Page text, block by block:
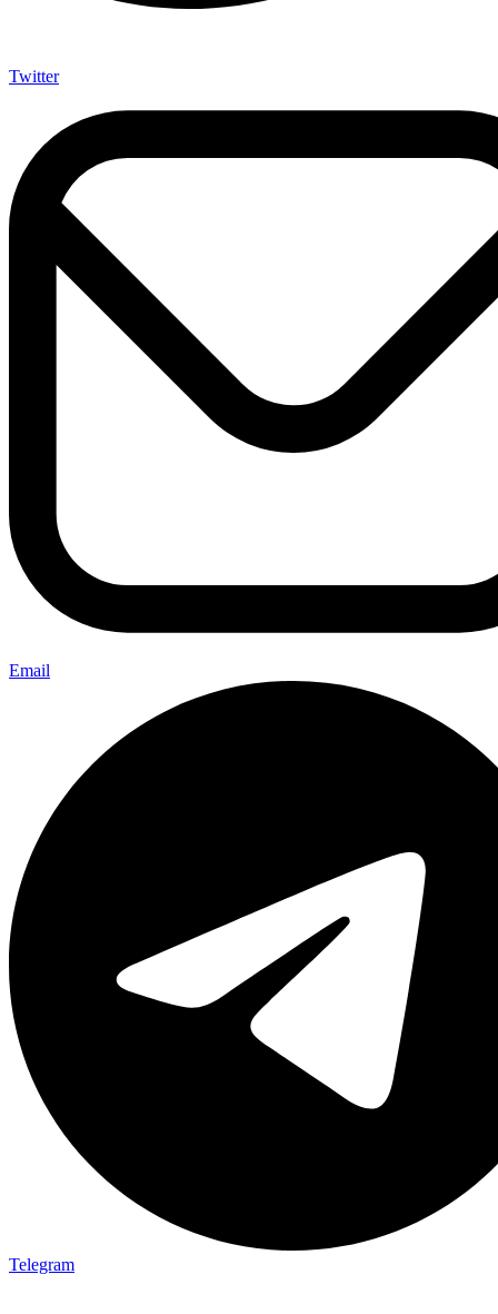
Twitter
Email
Telegram